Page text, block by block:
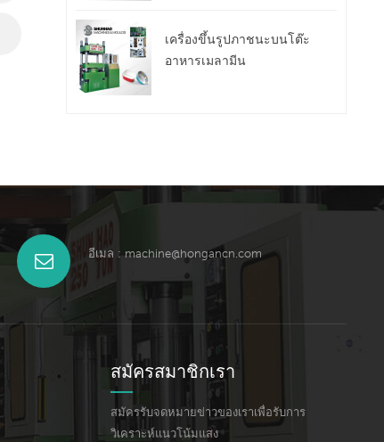
เครื่องขึ้นรูปภาชนะบนโต๊ะ
อาหารเมลามีน
อีเมล :machine@hongancn.com
สมัครสมาชิกเรา
สมัครรับจดหมายข่าวของเราเพื่อรับการ
วิเคราะห์แนวโน้มแสง